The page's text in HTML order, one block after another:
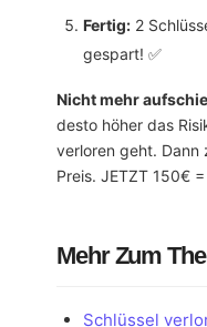
Fertig: 2
gespart! ✅
Nicht mehr
desto höher das
verloren geht.
Preis. JETZT 150€ =
Mehr Zum
Schlüssel